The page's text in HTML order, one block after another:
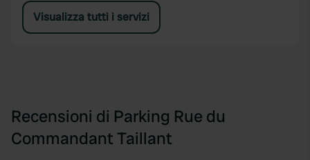
Visualizza tutti i servizi
Recensioni di Parking Rue du
Commandant Taillant